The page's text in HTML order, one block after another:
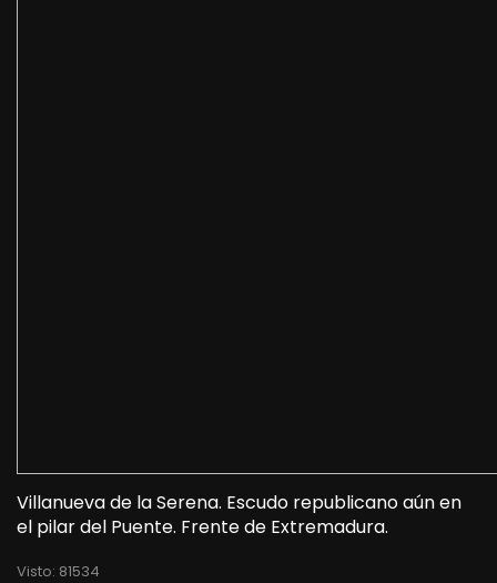
Villanueva de la Serena. Escudo republicano aún en
el pilar del Puente. Frente de Extremadura.
Visto: 81534